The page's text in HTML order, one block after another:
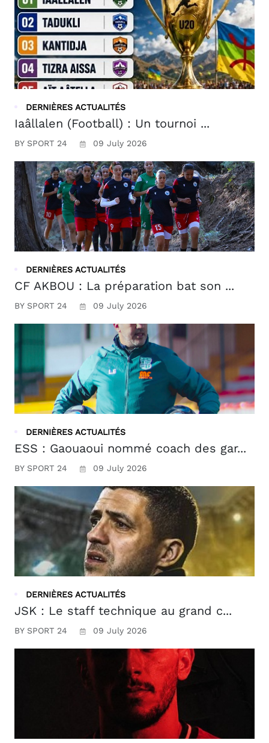
DERNIÈRES ACTUALITÉS
Iaâllalen (Football) : Un tournoi ...
BY SPORT 24 09 July 2026
DERNIÈRES ACTUALITÉS
CF AKBOU : La préparation bat son ...
BY SPORT 24 09 July 2026
DERNIÈRES ACTUALITÉS
ESS : Gaouaoui nommé coach des gar...
BY SPORT 24 09 July 2026
DERNIÈRES ACTUALITÉS
JSK : Le staff technique au grand c...
BY SPORT 24 09 July 2026